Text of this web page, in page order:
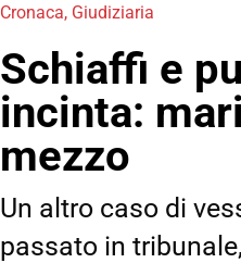
Cronaca, Giudiziaria
Schiaffi e
incinta:
mezzo
Un altro caso di
passato in